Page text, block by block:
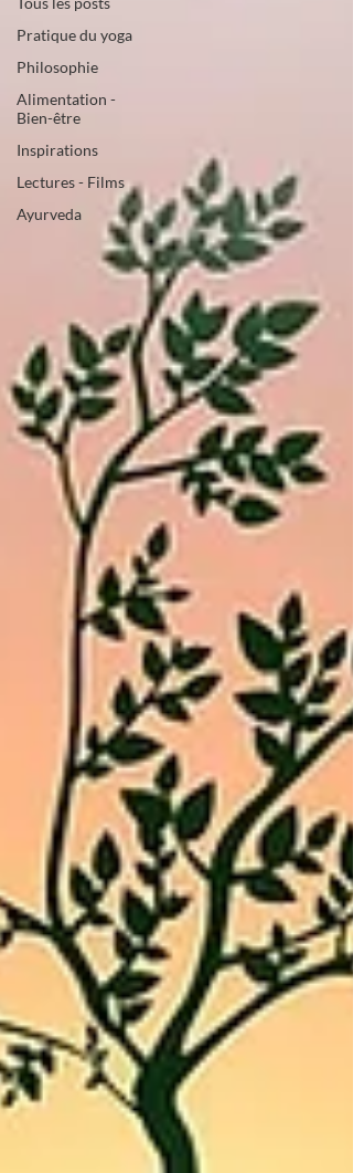
Pratique du yoga
Philosophie
Alimentation -
Bien-être
Inspirations
Lectures - Films
Ayurveda